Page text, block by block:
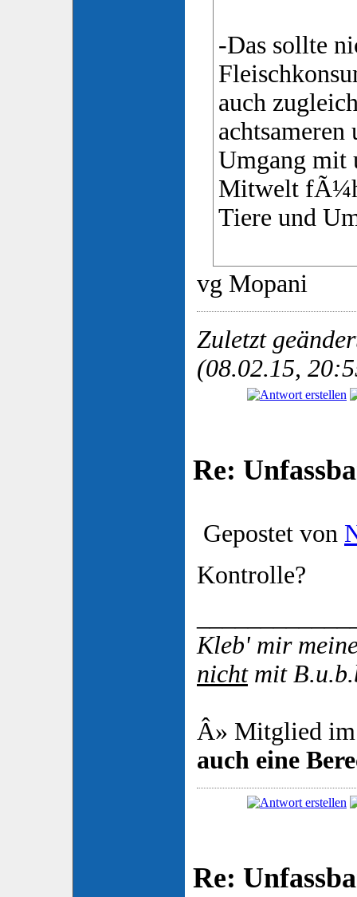
-Das sollte
auch
Umgang mit
Mitwelt
Tiere und
vg Mopani
Zuletzt
(08.02.15,
Re:
Gepostet von
Kontrolle?
Kleb' mir
nichtmit
Â» Mitglied
auch eine
Re: